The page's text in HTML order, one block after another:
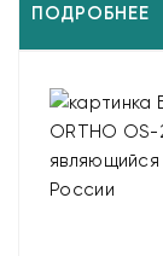
ПОДРОБНЕЕ